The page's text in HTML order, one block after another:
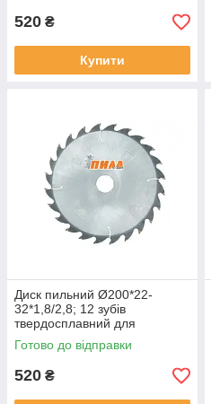
520 ₴
Купити
Диск пильний Ø200*22-
32*1,8/2,8; 12 зубів
твердосплавний для
поздовжнього розпилу по
дереву
Готово до відправки
520 ₴